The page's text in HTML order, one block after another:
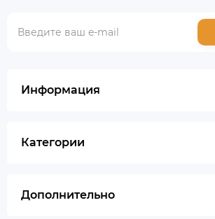
Информация
Категории
Дополнительно